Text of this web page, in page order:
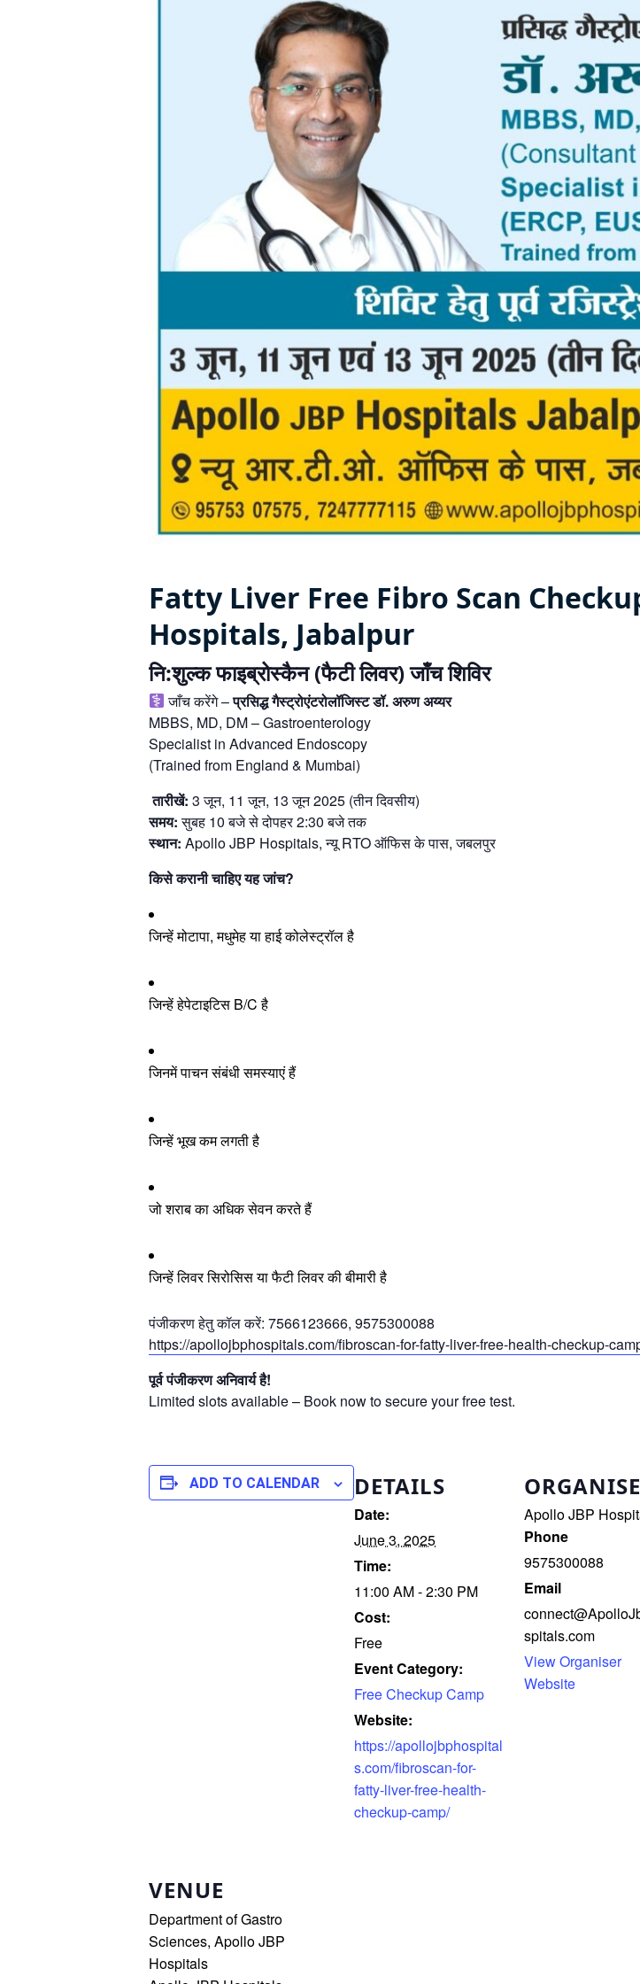
Fatty Liver Free Fibro Scan
Hospitals, Jabalpur
नि:शुल्क फाइब्रोस्कैन (फैटी लिवर) जाँच शिविर
जाँच करेंगे –प्रसिद्ध गैस्ट्रोएंटरोलॉजिस्ट डॉ. अरुण अय्यर
MBBS, MD, DM – Gastroenterology
Specialist in Advanced Endoscopy
(Trained from England & Mumbai)
️तारीखें: 3 जून, 11 जून, 13 जून 2025 (तीन दिवसीय)
समय:सुबह 10 बजे से दोपहर 2:30 बजे तक
स्थान: Apollo JBP Hospitals, न्यू RTO ऑफिस के पास, जबलपुर
किसे करानी चाहिए यह जांच?
जिन्हें मोटापा, मधुमेह या हाई कोलेस्ट्रॉल है
जिन्हें हेपेटाइटिस B/C है
जिनमें पाचन संबंधी समस्याएं हैं
जिन्हें भूख कम लगती है
जो शराब का अधिक सेवन करते हैं
जिन्हें लिवर सिरोसिस या फैटी लिवर की बीमारी है
पंजीकरण हेतु कॉल करें: 7566123666, 9575300088
https://apollojbphospitals.com/fibroscan-for-fatty-liver-free-health-checkup-
पूर्व पंजीकरण अनिवार्य है!
Limited slots available – Book now to secure your free test.
ADD TO CALENDAR DETAILS
Date:
June 3, 2025
Time:
11:00 AM - 2:30 PM
Cost:
Free
Event Category:
Free Checkup Camp
Website:
https://apollojbphospital
s.com/fibroscan-for-
fatty-liver-free-health-
checkup-camp/
Apollo JBP
Phone
9575300088
Email
spitals.com
View Organiser
Website
VENUE
Department of Gastro
Sciences, Apollo JBP
Hospitals